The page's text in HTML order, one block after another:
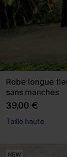
Robe longue
sans manches
39,00 €
Taille haute
NEW